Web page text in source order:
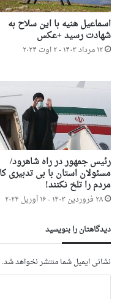
اسماعیل هنیه با این سلاح به
شهادت رسید +عکس
۱۲ مرداد ۱۴۰۳ - ۲ اوت ۲۰۲۴
رئیس جمهور در راه شاهرود/
مسئولان استان با بی تدبیری
مردم را تلخ نکنند!
۲۸ فروردین ۱۴۰۳ - ۱۶ آوریل ۲۰۲۴
دیدگاهتان را بنویسید
نشانی ایمیل شما منتشر نخواهد شد.